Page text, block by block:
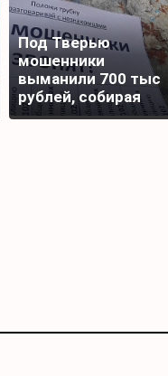
Под Тверью
мошенники
выманили 700 тыс
рублей, собирая
подписи для